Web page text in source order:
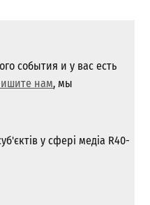
события и у вас есть
нам, мы
у сфері медіа R40-